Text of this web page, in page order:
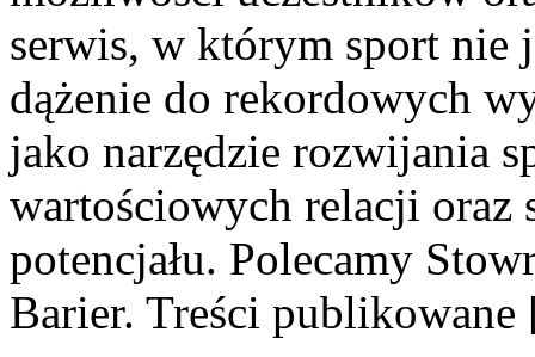
serwis, w którym sport nie
dążenie do rekordowych
jako narzędzie rozwijania
wartościowych relacji oraz
potencjału. Polecamy
Barier. Treści